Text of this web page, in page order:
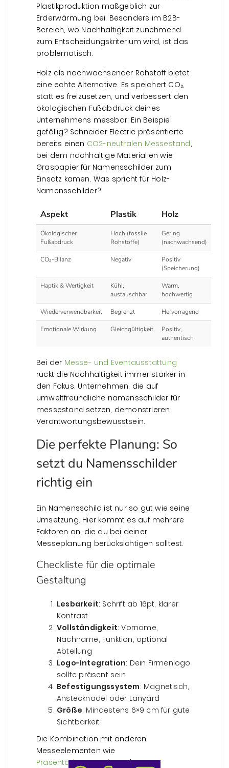
Plastikproduktion maßgeblich zur
Erderwärmung bei. Besonders im B2B-
Bereich, wo Nachhaltigkeit zunehmend
zum Entscheidungskriterium wird, ist das
problematisch.
Holz als nachwachsender Rohstoff bietet
eine echte Alternative. Es speichert CO₂,
statt es freizusetzen, und verbessert den
ökologischen Fußabdruck deines
Unternehmens messbar. Ein Beispiel
gefällig? Schneider Electric präsentierte
bereits einen CO2-neutralen Messestand,
bei dem nachhaltige Materialien wie
Graspapier für Namensschilder zum
Einsatz kamen. Was spricht für Holz-
Namensschilder?
Aspekt Plastik Holz
Ökologischer
Fußabdruck
Hoch (fossile
Rohstoffe)
Gering
(nachwachsend)
CO₂-Bilanz Negativ
Positiv
(Speicherung)
Haptik & Wertigkeit
Kühl,
austauschbar
Warm,
hochwertig
Wiederverwendbarkeit Begrenzt Hervorragend
Emotionale Wirkung Gleichgültigkeit
Positiv,
authentisch
Bei der Messe- und Eventausstattung
rückt die Nachhaltigkeit immer stärker in
den Fokus. Unternehmen, die auf
umweltfreundliche namensschilder für
messestand setzen, demonstrieren
Verantwortungsbewusstsein.
Die perfekte Planung: So
setzt du Namensschilder
richtig ein
Ein Namensschild ist nur so gut wie seine
Umsetzung. Hier kommt es auf mehrere
Faktoren an, die du bei deiner
Messeplanung berücksichtigen solltest.
Checkliste für die optimale
Gestaltung
Lesbarkeit: Schrift ab 16pt, klarer
Kontrast
Vollständigkeit: Vorname,
Nachname, Funktion, optional
Abteilung
Logo-Integration: Dein Firmenlogo
sollte präsent sein
Befestigungssystem: Magnetisch,
Anstecknadel oder Lanyard
Größe: Mindestens 6×9 cm für gute
Sichtbarkeit
Die Kombination mit anderen
Messeelementen wie
Präsentationswändenoder